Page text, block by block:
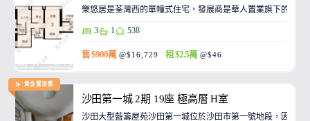
樂悠居是荃灣西的單幢式住宅，發展商是華人置業旗下的廣
3 1 538
售 $900萬 @$16,729 租 $2.5萬 @$46
黃金置頂盤
沙田第一城 2期 19座 極高層 H室
沙田大型藍籌屋苑沙田第一城位於沙田市第一號地段，因此